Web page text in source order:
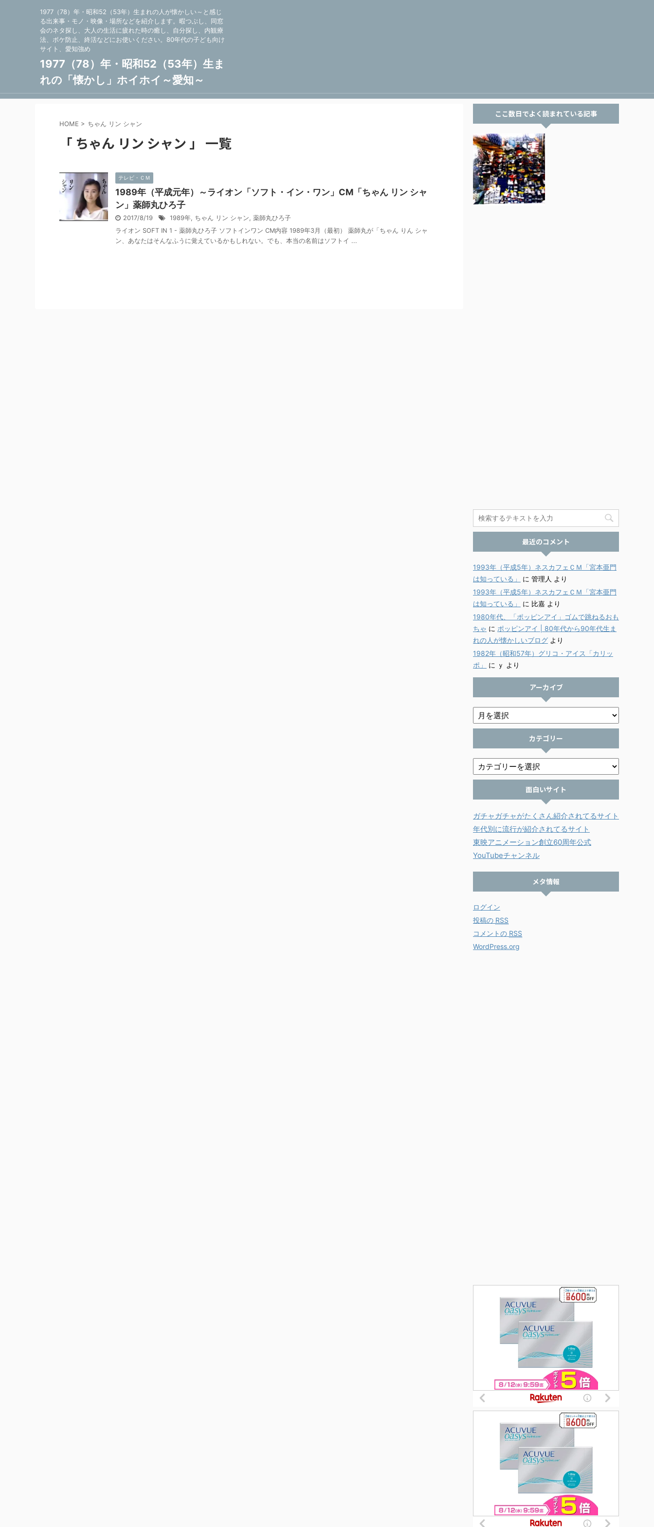
1977（78）年・昭和52（53年）生まれの人が懐かしい～と感じ
る出来事・モノ・映像・場所などを紹介します。暇つぶし、同窓
会のネタ探し、大人の生活に疲れた時の癒し、自分探し、内観療
法、ボケ防止、終活などにお使いください。80年代の子ども向け
サイト、愛知強め
1977（78）年・昭和52（53年）生ま
れの「懐かし」ホイホイ～愛知～
HOME > ちゃん リン シャン
「 ちゃん リン シャン 」 一覧
テレビ・ＣＭ
1989年（平成元年）～ライオン「ソフト・イン・ワン」CM「ちゃん リン シャ
ン」薬師丸ひろ子
2017/8/19 1989年, ちゃん リン シャン, 薬師丸ひろ子
ライオン SOFT IN 1 - 薬師丸ひろ子 ソフトインワン CM内容 1989年3月（最初） 薬師丸が「ちゃん りん シャ
ン、あなたはそんなふうに覚えているかもしれない。でも、本当の名前はソフトイ ...
ここ数日でよく読まれている記事
最近のコメント
1993年（平成5年）ネスカフェＣＭ「宮本亜門
は知っている」
に 管理人 より
1993年（平成5年）ネスカフェＣＭ「宮本亜門
は知っている」
に 比嘉 より
1980年代、「ポッピンアイ」ゴムで跳ねるおも
ちゃ に ポッピンアイ | 80年代から90年代生ま
れの人が懐かしいブログ より
1982年（昭和57年）グリコ・アイス「カリッ
ポ」
に ｙ より
アーカイブ
カテゴリー
面白いサイト
ガチャガチャがたくさん紹介されてるサイト
年代別に流行が紹介されてるサイト
東映アニメーション創立60周年公式
YouTubeチャンネル
メタ情報
ログイン
投稿の RSS
コメントの RSS
WordPress.org